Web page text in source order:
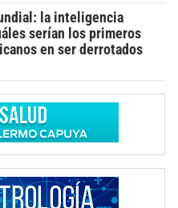
la inteligencia
serían los primeros
en ser derrotados